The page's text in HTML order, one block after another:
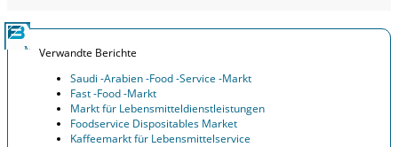
Verwandte Berichte
Saudi -Arabien -Food -Service -Markt
Fast -Food -Markt
Markt für Lebensmitteldienstleistungen
Foodservice Dispositables Market
Kaffeemarkt für Lebensmittelservice